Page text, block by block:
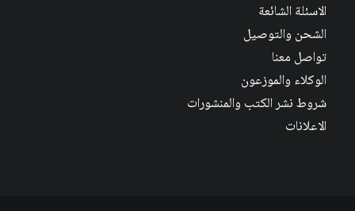
الاسئلة الشائعة
الشحن والتوصيل
تواصل معنا
الوكلاء والموزعون
شروط نشر الكتب والمنشورات
الاعلانات